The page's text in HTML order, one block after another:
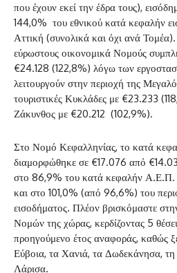
που έχουν εκεί την έδρα τους),
144,0% του εθνικού κατά κεφαλήν
Αττική (συνολικά και όχι ανά
εύρωστους οικονομικά Νομούς
€24.128 (122,8%) λόγω των
λειτουργούν στην περιοχή της
τουριστικές Κυκλάδες με €23.233
Ζάκυνθος με €20.212 (102,9%).
Στο Νομό Κεφαλληνίας, το κατά
διαμορφώθηκε σε €17.076 από
στο 86,9% του κατά κεφαλήν
και στο 101,0% (από 96,6%) του
εισοδήματος. Πλέον βρισκόμαστε
Νομών της χώρας, κερδίζοντας 5
προηγούμενο έτος αναφοράς, καθώς
Εύβοια, τα Χανιά, τα Δωδεκάνησα,
Λάρισα.